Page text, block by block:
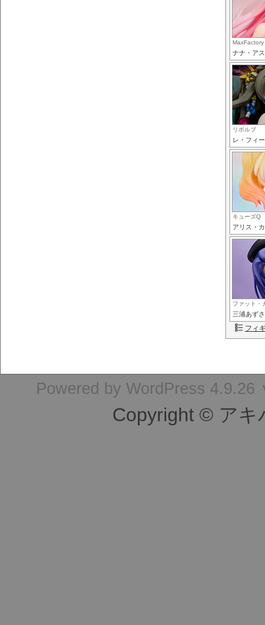
MaxFactory
ナナ・ア
リボルブ
レ・フィ
キューズQ
アリス・
ファット・
三浦あずさ
フィ
Powered by WordPress 4.9.26
Copyright © アキ